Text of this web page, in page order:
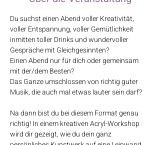
Du suchst einen Abend voller Kreativität,
voller Entspannung, voller Gemütlichkeit
inmitten toller Drinks und wundervoller
Gespräche mit Gleichgesinnten?
Einen Abend nur für dich oder gemeinsam
mit der/dem Besten?
Das Ganze umschlossen von richtig guter
Musik, die auch mal etwas lauter sein darf?
Na dann bist du bei diesem Format genau
richtig! In einem kreativen Acryl-Workshop
wird dir gezeigt, wie du dein ganz